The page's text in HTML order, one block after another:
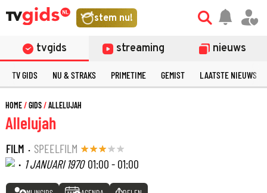
stem nu!
tvgids streaming nieuws
TV GIDS NU & STRAKS PRIMETIME GEMIST LAATSTE NIEUWS
HOME GIDS ALLELUJAH
Allelujah
FILM · SPEELFILM
· 1 JANUARI 1970 01:00 - 01:00